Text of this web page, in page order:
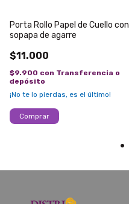
Porta Rollo Papel de Cuello con
sopapa de agarre
$11.000
$9.900 con Transferencia o
depósito
¡No te lo pierdas, es el último!